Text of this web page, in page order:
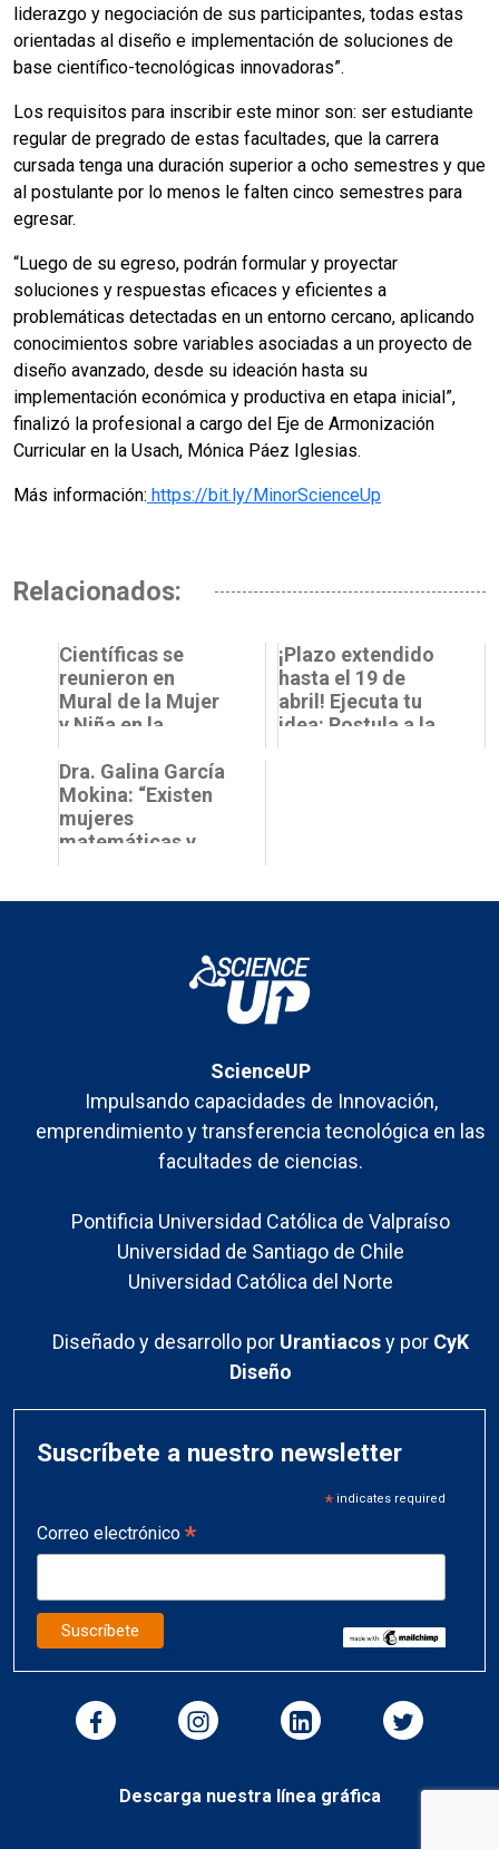
liderazgo y negociación de sus participantes, todas estas
orientadas al diseño e implementación de soluciones de
base científico-tecnológicas innovadoras”.
Los requisitos para inscribir este minor son: ser estudiante
regular de pregrado de estas facultades, que la carrera
cursada tenga una duración superior a ocho semestres y que
al postulante por lo menos le falten cinco semestres para
egresar.
“Luego de su egreso, podrán formular y proyectar
soluciones y respuestas eficaces y eficientes a
problemáticas detectadas en un entorno cercano, aplicando
conocimientos sobre variables asociadas a un proyecto de
diseño avanzado, desde su ideación hasta su
implementación económica y productiva en etapa inicial”,
finalizó la profesional a cargo del Eje de Armonización
Curricular en la Usach, Mónica Páez Iglesias.
Más información: https://bit.ly/MinorScienceUp
Relacionados:
Científicas se
reunieron en
Mural de la Mujer
y Niña en la
¡Plazo extendido
hasta el 19 de
abril! Ejecuta tu
idea: Postula a la
Dra. Galina García
Mokina: “Existen
mujeres
matemáticas y
ScienceUP
Impulsando capacidades de Innovación,
emprendimiento y transferencia tecnológica en las
facultades de ciencias.
Pontificia Universidad Católica de Valpraíso
Universidad de Santiago de Chile
Universidad Católica del Norte
Diseñado y desarrollo por Urantiacosy por CyK
Diseño
Suscríbete a nuestro newsletter
*indicates required
Correo electrónico *
Descarga nuestra línea gráfica